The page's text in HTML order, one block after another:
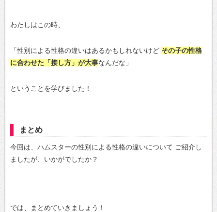
わたしはこの時、
「性別による性格の違いはあるかもしれないけど その子の性格
に合わせた「接し方」が大事なんだな」
ということを学びました！
まとめ
今回は、ハムスターの性別による性格の違いについて ご紹介し
ましたが、いかがでしたか？
では、まとめていきましょう！